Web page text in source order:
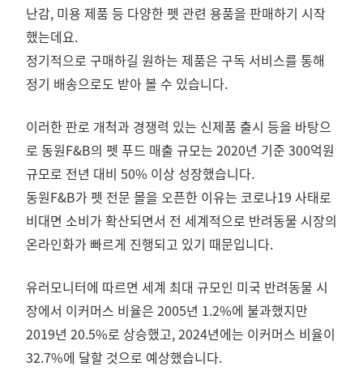
난감, 미용 제품 등 다양한 펫 관련 용품을 판매하기 시작
했는데요.
정기적으로 구매하길 원하는 제품은 구독 서비스를 통해
정기 배송으로도 받아 볼 수 있습니다.
이러한 판로 개척과 경쟁력 있는 신제품 출시 등을 바탕으
로 동원F&B의 펫 푸드 매출 규모는 2020년 기준 300억원
규모로 전년 대비 50% 이상 성장했습니다.
동원F&B가 펫 전문 몰을 오픈한 이유는 코로나19 사태로
비대면 소비가 확산되면서 전 세계적으로 반려동물 시장의
온라인화가 빠르게 진행되고 있기 때문입니다.
유러모니터에 따르면 세계 최대 규모인 미국 반려동물 시
장에서 이커머스 비율은 2005년 1.2%에 불과했지만
2019년 20.5%로 상승했고, 2024년에는 이커머스 비율이
32.7%에 달할 것으로 예상했습니다.